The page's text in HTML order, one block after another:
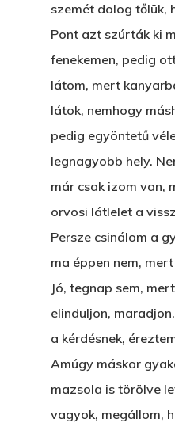
szemét dolog tőlük,
Pont azt szúrták ki
fenekemen, pedig
látom, mert
látok, nemhogy
pedig egyöntetű
legnagyobb hely.
már csak izom van,
orvosi látlelet a
Persze csinálom a
ma éppen nem,
Jó, tegnap sem,
elinduljon,
a kérdésnek,
Amúgy máskor
mazsola is törölve
vagyok, megállom,